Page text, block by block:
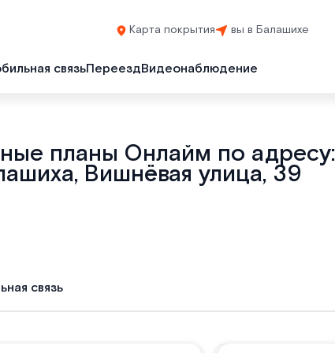
Карта покрытия вы в Балашихе
связьПереездВидеонаблюдение
планы Онлайм по адресу:
Вишнёвая улица, 39
связь